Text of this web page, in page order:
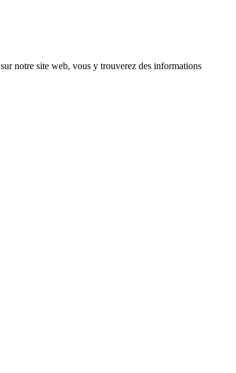
sur notre site web, vous y trouverez des informations